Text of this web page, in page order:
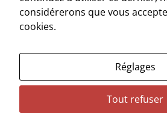
mars 2022
novembre 2021
octobre 2021
juillet 2021
avril 2021
considérerons que vous
cookies.
Réglages
Tout refuser